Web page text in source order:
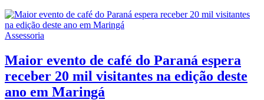
Assessoria
Maior evento de café do Paraná espera
receber 20 mil visitantes na edição deste
ano em Maringá